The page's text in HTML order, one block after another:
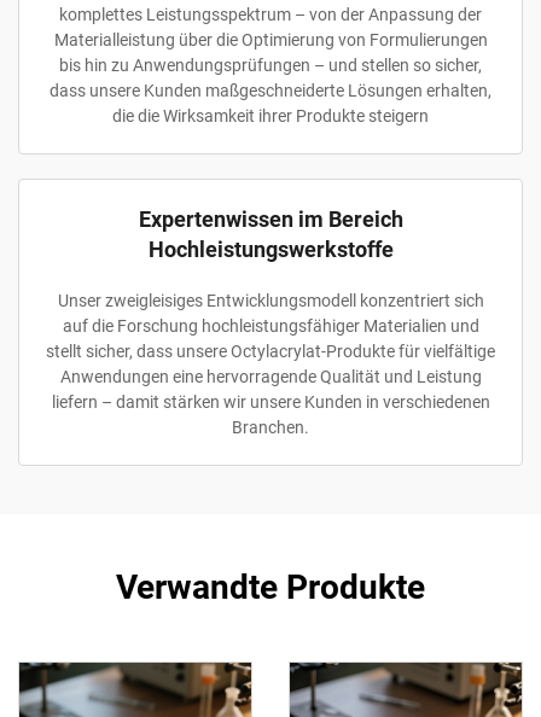
komplettes Leistungsspektrum – von der Anpassung der
Materialleistung über die Optimierung von Formulierungen
bis hin zu Anwendungsprüfungen – und stellen so sicher,
dass unsere Kunden maßgeschneiderte Lösungen erhalten,
die die Wirksamkeit ihrer Produkte steigern
Expertenwissen im Bereich
Hochleistungswerkstoffe
Unser zweigleisiges Entwicklungsmodell konzentriert sich
auf die Forschung hochleistungsfähiger Materialien und
stellt sicher, dass unsere Octylacrylat-Produkte für vielfältige
Anwendungen eine hervorragende Qualität und Leistung
liefern – damit stärken wir unsere Kunden in verschiedenen
Branchen.
Verwandte Produkte